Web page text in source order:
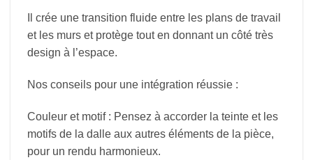
Il crée une transition fluide entre les plans de travail
et les murs et protège tout en donnant un côté très
design à l’espace.
Nos conseils pour une intégration réussie :
Couleur et motif : Pensez à accorder la teinte et les
motifs de la dalle aux autres éléments de la pièce,
pour un rendu harmonieux.